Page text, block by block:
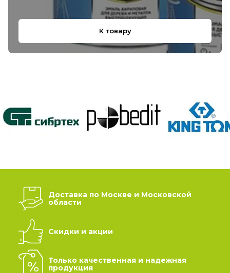
К товару
Доставка по Москве и Московской
области
Скидки и акции
Только качественная и надежная
продукция